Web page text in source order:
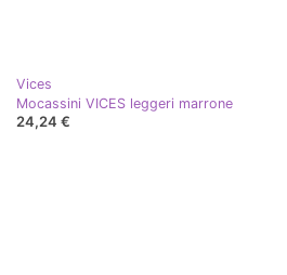
Vices
Mocassini VICES leggeri marrone
24,24 €